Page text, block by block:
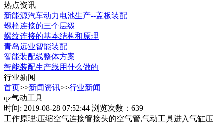
热点资讯
新能源汽车动力电池生产--盖板装配
螺栓连接的三个层级
螺纹连接的基本结构和原理
青岛远业智能装配
智能装配线整体方案
智能装配生产线用什么做的
行业新闻
首页>>新闻资讯>>行业新闻
qz气动工具
时间: 2019-08-28 07:52:44 浏览次数：639
工作原理:压缩空气连接管接头的空气管,气动工具进入气缸压